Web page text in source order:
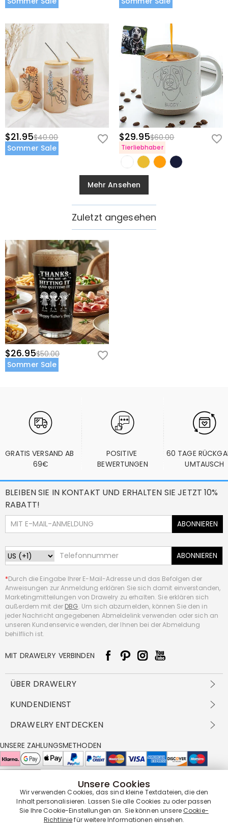
$21.95$40.00
Sommer Sale
$29.95$60.00
Tierliebhaber
Mehr Ansehen
Zuletzt angesehen
$26.95$50.00
Sommer Sale
GRATIS VERSAND AB
69€
POSITIVE
BEWERTUNGEN
60 TAGE
UMTAUSCH
BLEIBEN SIE IN KONTAKT UND ERHALTEN SIE JETZT 10%
RABATT!
ABONNIEREN
ABONNIEREN
*Durch die Eingabe Ihrer E-Mail-Adresse und das Befolgen der
Anweisungen zur Anmeldung erklären Sie sich damit einverstanden,
Marketingmitteilungen von Drawelry zu erhalten. Sie erklären sich
außerdem mit der DBG. Um sich abzumelden, können Sie den in
jeder Nachricht angegebenen Abmeldelink verwenden oder sich an
unseren Kundenservice wenden, der Ihnen bei der Abmeldung
behilflich ist.
MIT DRAWELRY VERBINDEN
ÜBER DRAWELRY
Über Uns
DBG
FAQ
Cookie-Richtlinie
KUNDENDIENST
Versandbedingungen
Rückgabe & Umtausch
Pflegehinweis
DRAWELRY ENTDECKEN
Großhandelsangebot
Drawelry Prime
Bonusprogramm
UNSERE ZAHLUNGSMETHODEN
UNSERE LIEFERPARTNER
Unsere Cookies
Wir verwenden Cookies, das sind kleine Textdateien, die den
Inhalt personalisieren. Lassen Sie alle Cookies zu oder passen
Sie Ihre Cookie-Einstellungen an. Sie können unsereCookie-
Richtliniefür weitere Informationen einsehen.